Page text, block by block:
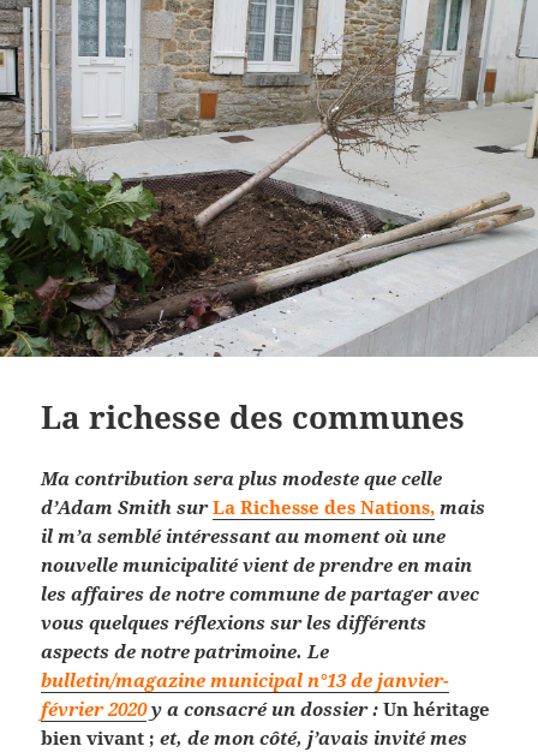
La richesse des communes
Ma contribution sera plus modeste que celle
d’Adam Smith surLa Richesse des Nations, mais
il m’a semblé intéressant au moment où une
nouvelle municipalité vient de prendre en main
les affaires de notre commune de partager avec
vous quelques réflexions sur les différents
aspects de notre patrimoine. Le
bulletin/magazine municipal n°13 de janvier-
février 2020y a consacré un dossier : Un héritage
bien vivant ; et, de mon côté, j’avais invité mes